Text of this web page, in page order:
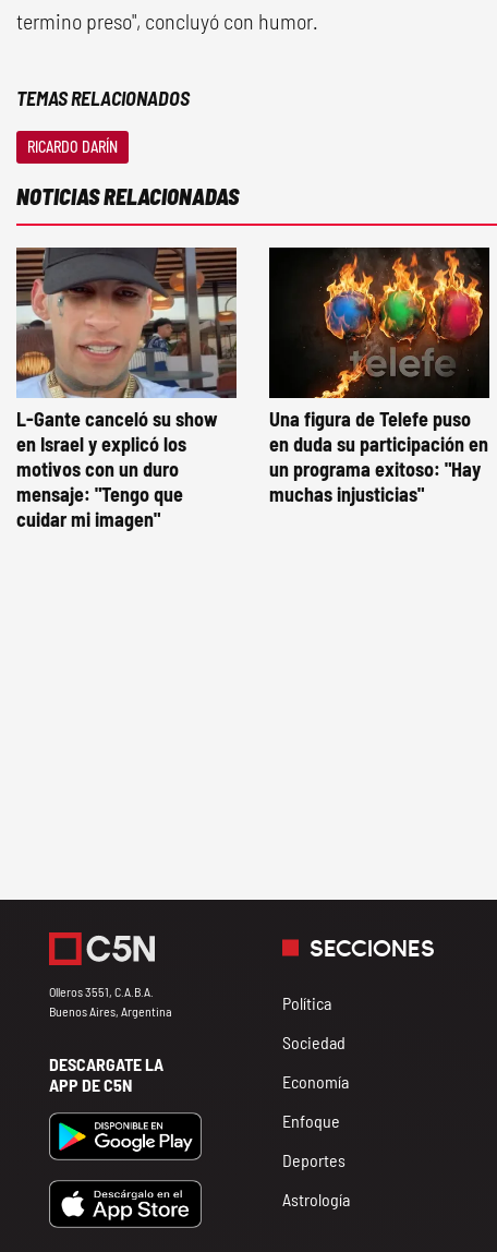
termino preso", concluyó con humor.
TEMAS RELACIONADOS
RICARDO DARÍN
NOTICIAS RELACIONADAS
L-Gante canceló su show
en Israel y explicó los
motivos con un duro
mensaje: "Tengo que
cuidar mi imagen"
Una figura de Telefe puso
en duda su participación en
un programa exitoso: "Hay
muchas injusticias"
Olleros 3551, C.A.B.A.
Buenos Aires, Argentina
DESCARGATE LA
APP DE C5N
SECCIONES
Política
Sociedad
Economía
Enfoque
Deportes
Astrología